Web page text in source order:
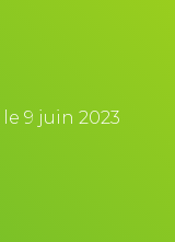
le 9 juin 2023